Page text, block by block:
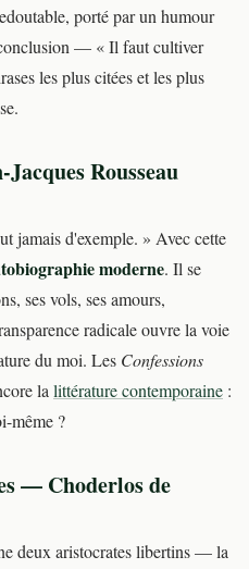
porté par un humour
— « Il faut cultiver
les plus citées et les plus
Rousseau
jamais d'exemple. » Avec cette
moderne. Il se
ses vols, ses amours,
radicale ouvre la voie
du moi. Les Confessions
lalittérature contemporaine :
même ?
— Choderlos de
deux aristocrates libertins — la